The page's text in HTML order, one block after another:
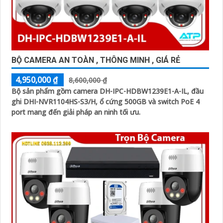
BỘ CAMERA AN TOÀN , THÔNG MINH , GIÁ RẺ
4,950,000 ₫
8,600,000 ₫
Bộ sản phẩm gồm camera DH-IPC-HDBW1239E1-A-IL, đầu
ghi DHI-NVR1104HS-S3/H, ổ cứng 500GB và switch PoE 4
port mang đến giải pháp an ninh tối ưu.